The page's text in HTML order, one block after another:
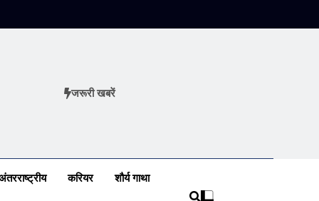
जरूरी खबरें
करियर शौर्य गाथा